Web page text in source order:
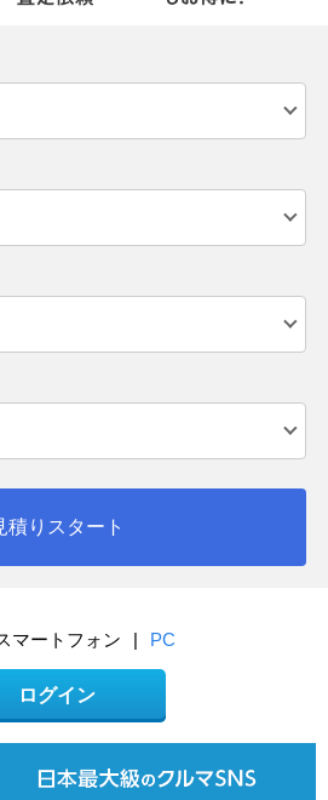
積りスタート
マートフォン | PC
ログイン